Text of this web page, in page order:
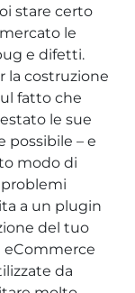
stare certo
le
e difetti.
la costruzione
fatto che
le sue
possibile – e
modo di
a un plugin
del tuo
eCommerce
da